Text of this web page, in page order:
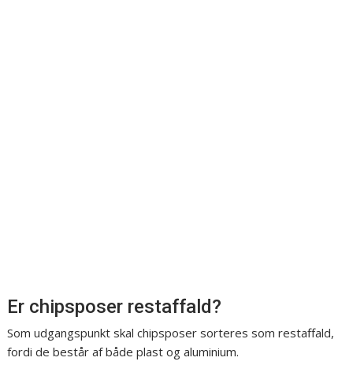
Er chipsposer restaffald?
Som udgangspunkt skal chipsposer sorteres som restaffald,
fordi de består af både plast og aluminium.